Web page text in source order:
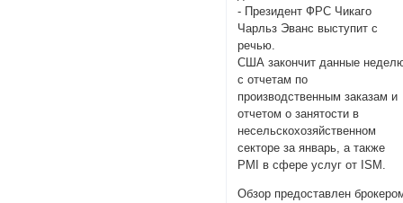
- Президент ФРС Чикаго
Чарльз Эванс выступит с
речью.
США закончит данные
с отчетам по
производственным заказам и
отчетом о занятости в
несельскохозяйственном
секторе за январь, а также
PMI в сфере услуг от ISM.
Обзор предоставлен